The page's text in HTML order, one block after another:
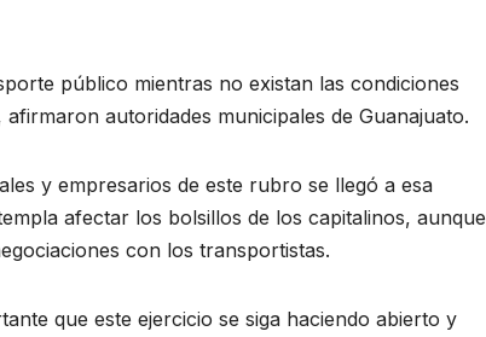
público mientras no existan las condiciones
autoridades municipales de Guanajuato.
y empresarios de este rubro se llegó a esa
afectar los bolsillos de los capitalinos, aunque
con los transportistas.
que este ejercicio se siga haciendo abierto y